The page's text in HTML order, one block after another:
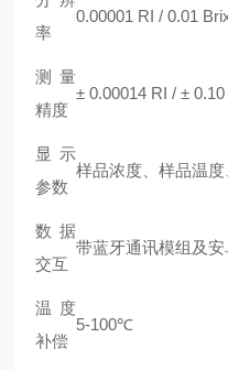
率
0.00001 RI / 0.01
测量
精度
± 0.00014 RI / ±
显示
参数
样品浓度、样品温
数据
交互
带蓝牙通讯模组及
温度
补偿
5-100℃